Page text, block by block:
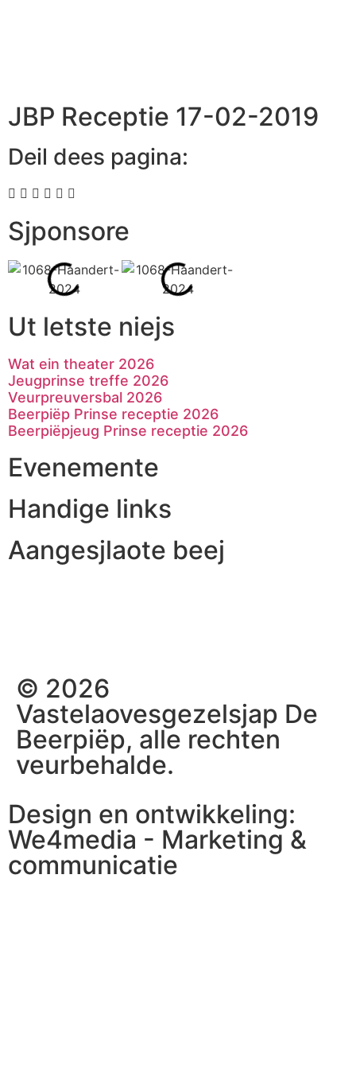
JBP Receptie 17-02-2019
Deil dees pagina:
Sjponsore
Ut letste niejs
Wat ein theater 2026
Jeugprinse treffe 2026
Veurpreuversbal 2026
Beerpiëp Prinse receptie 2026
Beerpiëpjeug Prinse receptie 2026
Evenemente
Handige links
Aangesjlaote beej
© 2026
Vastelaovesgezelsjap De
Beerpiëp, alle rechten
veurbehalde.
Design en ontwikkeling:
We4media - Marketing &
communicatie